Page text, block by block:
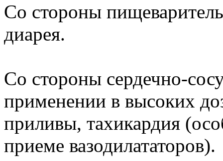
Со стороны
диарея.
Со стороны сердечно-
применении в высоких
приливы, тахикардия
приеме вазодилататоров).